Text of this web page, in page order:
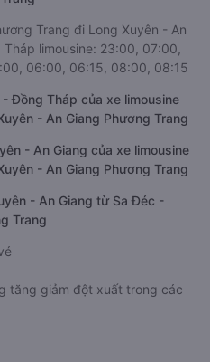
Trang đi Long Xuyên - An
limousine: 23:00, 07:00,
06:00, 06:15, 08:00, 08:15
Đồng Tháp của xe limousine
- An Giang Phương Trang
- An Giang của xe limousine
- An Giang Phương Trang
- An Giang từ Sa Đéc -
Trang
tăng giảm đột xuất trong các